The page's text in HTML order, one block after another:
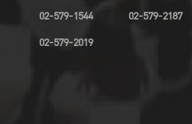
02-579-1544
02-579-2019
02-579-2187